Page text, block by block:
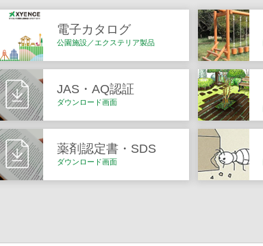
電子カタログ
公園施設／エクステリア製品
JAS・AQ認証
ダウンロード画面
薬剤認定書・SDS
ダウンロード画面